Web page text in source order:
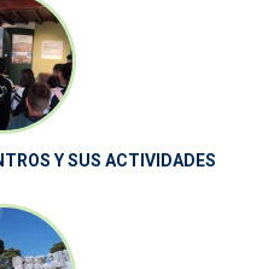
Y SUS ACTIVIDADES